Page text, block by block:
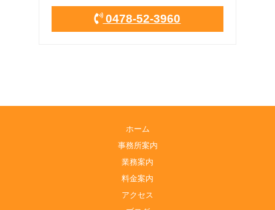
0478-52-3960
ホーム
事務所案内
業務案内
料金案内
アクセス